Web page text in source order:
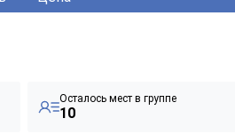
Осталось мест в группе
10